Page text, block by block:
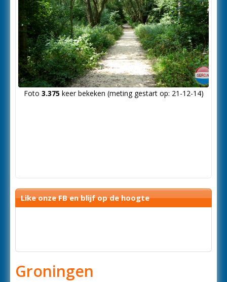
Foto 3.375keer bekeken (meting gestart op: 21-12-14)
Like onze FB en blijf op de hoogte
Groningen